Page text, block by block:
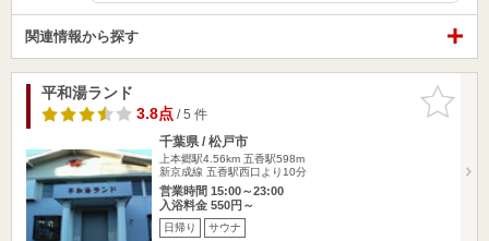
関連情報から探す
お気に入
りに追加
平和湯ランド
3.8点/ 5 件
千葉県 / 松戸市
上本郷駅4.56km 五香駅598m
新京成線 五香駅西口より10分
営業時間 15:00～23:00
入浴料金 550円～
日帰り サウナ